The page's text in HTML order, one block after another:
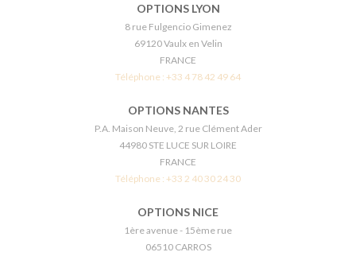
OPTIONS LYON
8 rue Fulgencio Gimenez
69120 Vaulx en Velin
FRANCE
Téléphone : +33 4 78 42 49 64
OPTIONS NANTES
P.A. Maison Neuve, 2 rue Clément Ader
44980 STE LUCE SUR LOIRE
FRANCE
Téléphone : +33 2 40 30 24 30
OPTIONS NICE
1ère avenue - 15ème rue
06510 CARROS